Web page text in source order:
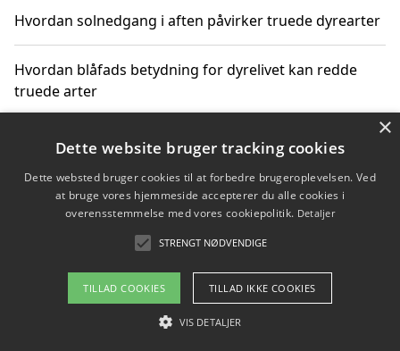
Hvordan solnedgang i aften påvirker truede dyrearter
Hvordan blåfads betydning for dyrelivet kan redde
truede arter
Hvordan kan gaver til unge voksne støtte bevarelsen
Copyright 2026 - Pilanto Aps
Om / kontakt
Blog Betingelser
×
Dette website bruger tracking cookies
Dette websted bruger cookies til at forbedre brugeroplevelsen. Ved
at bruge vores hjemmeside accepterer du alle cookies i
overensstemmelse med vores cookiepolitik. Detaljer
STRENGT NØDVENDIGE
TILLAD COOKIES TILLAD IKKE COOKIES
VIS DETALJER